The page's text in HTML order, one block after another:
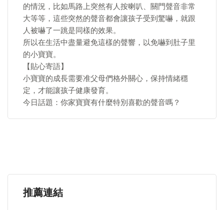
的情況，比如馬路上突然有人按喇叭、關門聲音非常
大等等，這些突然的聲音都會讓孩子受到驚嚇，就跟
人被嚇了一跳是同樣的效果。
所以在生活中盡量避免這樣的聲響，以免嚇到肚子里
的小寶寶。
【貼心寄語】
小寶寶的成長需要准父母們格外關心，保持情緒穩
定，才能讓孩子健康發育。
今日話題：你家寶寶有什麼特別喜歡的聲音嗎？
推薦連結